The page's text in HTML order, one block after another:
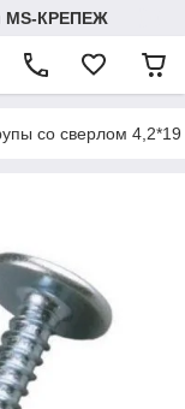
MS-КРЕПЕЖ
со сверлом